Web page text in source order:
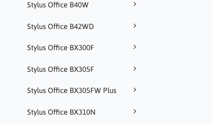
Stylus Office B40W
Stylus Office B42WD
Stylus Office BX300F
Stylus Office BX305F
Stylus Office BX305FW Plus
Stylus Office BX310N